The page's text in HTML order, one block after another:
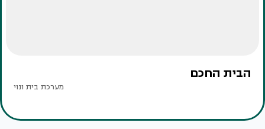
הבית החכם
מערכת בית ונוי